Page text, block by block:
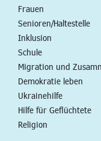
Frauen
Senioren/Haltestelle
Inklusion
Schule
Migration und
Demokratie leben
Ukrainehilfe
Hilfe für Geflüchtete
Religion